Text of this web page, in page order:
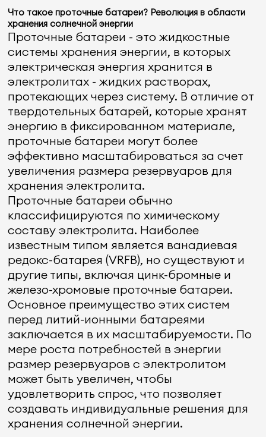
Что такое проточные батареи? Революция в области
хранения солнечной энергии
Проточные батареи - это жидкостные
системы хранения энергии, в которых
электрическая энергия хранится в
электролитах - жидких растворах,
протекающих через систему. В отличие от
твердотельных батарей, которые хранят
энергию в фиксированном материале,
проточные батареи могут более
эффективно масштабироваться за счет
увеличения размера резервуаров для
хранения электролита.
Проточные батареи обычно
классифицируются по химическому
составу электролита. Наиболее
известным типом является ванадиевая
редокс-батарея (VRFB), но существуют и
другие типы, включая цинк-бромные и
железо-хромовые проточные батареи.
Основное преимущество этих систем
перед литий-ионными батареями
заключается в их масштабируемости. По
мере роста потребностей в энергии
размер резервуаров с электролитом
может быть увеличен, чтобы
удовлетворить спрос, что позволяет
создавать индивидуальные решения для
хранения солнечной энергии.